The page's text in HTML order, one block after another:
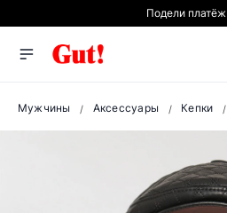
Подели
Мужчины Аксессуары Кепки